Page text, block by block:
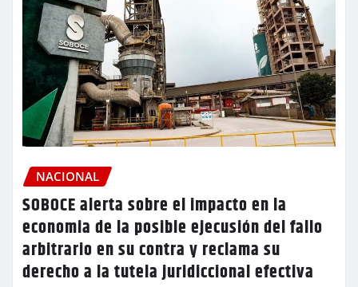
NACIONAL
SOBOCE alerta sobre el impacto en la
economia de la posible ejecusión del fallo
arbitrario en su contra y reclama su
derecho a la tutela juridiccional efectiva